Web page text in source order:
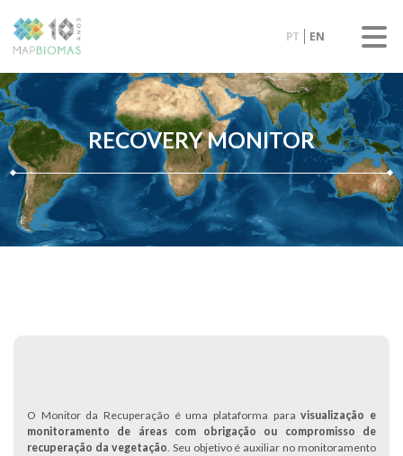
PT EN
RECOVERY MONITOR
O Monitor da Recuperação é uma plataforma paravisualização e
monitoramento de áreas com obrigação ou compromisso de
recuperação da vegetação. Seu objetivo é auxiliar no monitoramento